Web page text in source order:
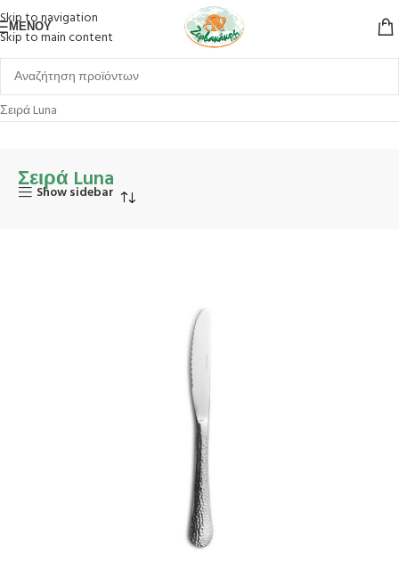
Skip to navigation
Skip to main content
ΜΕΝΟΎ
Αρχική σελίδα Σερβίρισμα Επιτραπέζια Είδη Μαχαιροπίρουνα
Σειρά Luna
Σειρά Luna
Show sidebar